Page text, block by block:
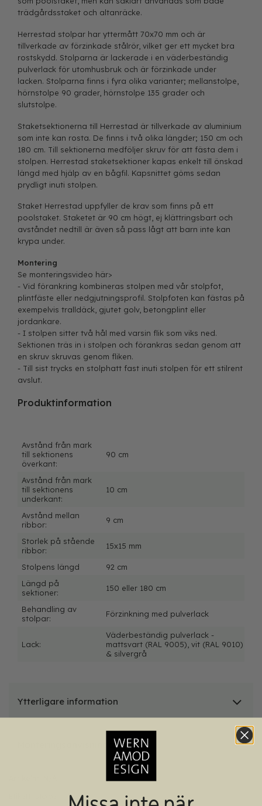
trädgårdsstaket och altanräcke.
Herrestad stolpar har yttermått 70x70 mm och är
tillverkade av förzinkade stålrör, vilket ger ett mycket bra
rostskydd. Stolparna är lackerade i en väderbeständig
pulverlack för utomhusbruk och är förzinkade under
lacken. Stolparna finns i fyra olika varianter; mellanstolpe,
hörnstolpe 90 grader, hörnstolpe 135 grader och
slutstolpe.
Staketsektionerna till Herrestad är tillverkade av aluminium
som inte kan rosta. De finns i två olika längder; 150 cm och
180 cm. Till sektionerna medföljer skruv för att fästa dem i
stolpen. Herrestad staketsektioner kapas enkelt till önskad
längd med hjälp av en bågfil. Kapsnittet göms sedan
prydligt inuti stolpen.
Staket Herrestad uppfyller de krav som finns på ett
poolstaket. Staketet är 90 cm högt, ej klättringsbart och
avståndet nedtill är även så pass lågt att barn inte kan
krypa under.
Montering
Se monteringsvideo här>
- Vid förankring kombineras stolpen med vår stolpfot,
plintfäste eller nedgjutningsprofil. Stolpfoten kan fästas på
exempelvis tralldäck, gjutet golv, betongplint eller
jordankare.
- I stolpen sitter två hål med varsin flik som viks ned.
Sektionen träs in i stolpen och förankras sedan genom att
en skruv skruvas genom fliken.
- Till sist trycks en stolphatt fast inuti stolpen för ett stilrent
avslut.
Produktinformation
Avstånd från mark
till sektionens
överkant:
90 cm
Avstånd från mark
till sektionens
underkant:
10 cm
Avstånd mellan
ribbor:
9 cm
Storlek på stående
ribbor:
15x15 mm
Stolpens längd
92 cm
Längd på
sektioner:
150 eller 180 cm
Behandling av
stolpar:
Förzinkning med pulverlack
Lack:
Väderbeständig pulverlack -
mattsvart (RAL 9005), vit (RAL 9010)
& silvergrå
Ytterligare information
Monteringsanvisningar